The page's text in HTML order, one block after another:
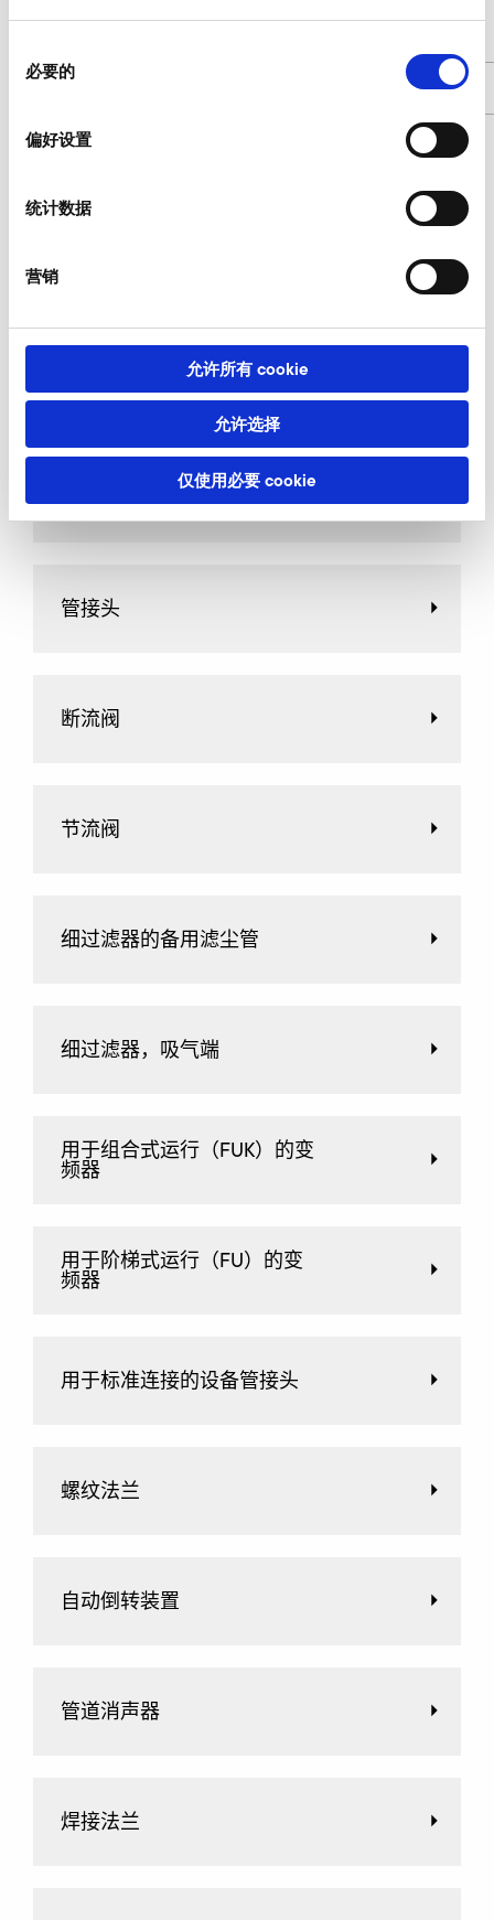
必要的
偏好设置
统计数据
营销
允许所有 cookie
允许选择
仅使用必要 cookie
商品编号 9000466
防护格栅，筛孔大小 8 询价
其他 附件 SD 6
AirKnife
管接头
断流阀
节流阀
细过滤器的备用滤尘管
细过滤器，吸气端
用于组合式运行（FUK）的变
频器
用于阶梯式运行（FU）的变
频器
用于标准连接的设备管接头
螺纹法兰
自动倒转装置
管道消声器
焊接法兰